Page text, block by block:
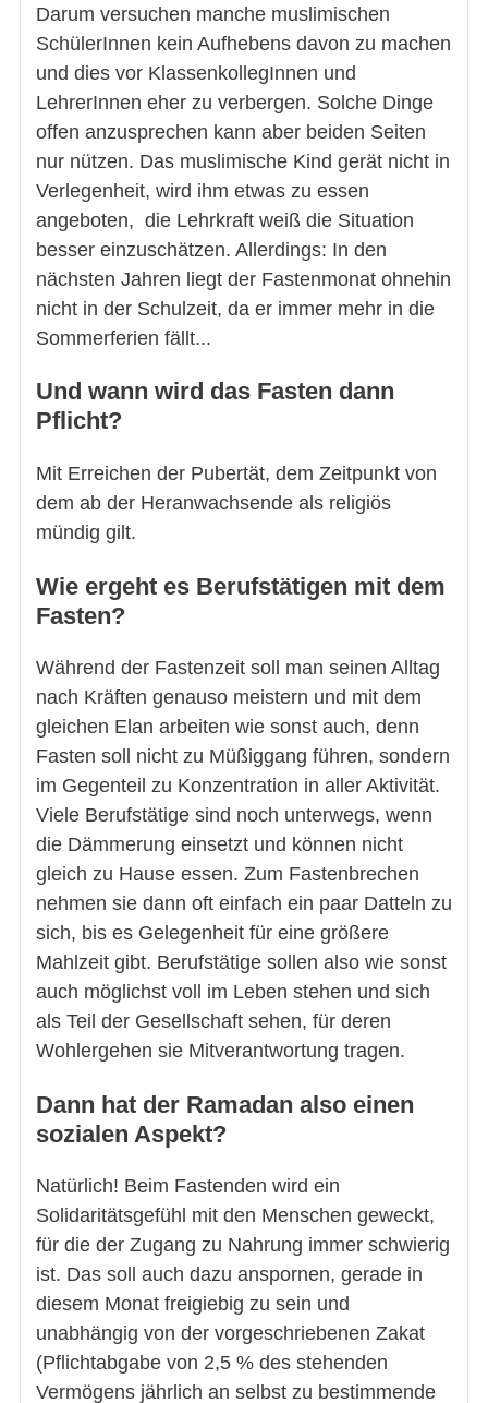
Darum versuchen manche muslimischen
SchülerInnen kein Aufhebens davon zu machen
und dies vor KlassenkollegInnen und
LehrerInnen eher zu verbergen. Solche Dinge
offen anzusprechen kann aber beiden Seiten
nur nützen. Das muslimische Kind gerät nicht in
Verlegenheit, wird ihm etwas zu essen
angeboten, die Lehrkraft weiß die Situation
besser einzuschätzen. Allerdings: In den
nächsten Jahren liegt der Fastenmonat ohnehin
nicht in der Schulzeit, da er immer mehr in die
Sommerferien fällt...
Und wann wird das Fasten dann
Pflicht?
Mit Erreichen der Pubertät, dem Zeitpunkt von
dem ab der Heranwachsende als religiös
mündig gilt.
Wie ergeht es Berufstätigen mit dem
Fasten?
Während der Fastenzeit soll man seinen Alltag
nach Kräften genauso meistern und mit dem
gleichen Elan arbeiten wie sonst auch, denn
Fasten soll nicht zu Müßiggang führen, sondern
im Gegenteil zu Konzentration in aller Aktivität.
Viele Berufstätige sind noch unterwegs, wenn
die Dämmerung einsetzt und können nicht
gleich zu Hause essen. Zum Fastenbrechen
nehmen sie dann oft einfach ein paar Datteln zu
sich, bis es Gelegenheit für eine größere
Mahlzeit gibt. Berufstätige sollen also wie sonst
auch möglichst voll im Leben stehen und sich
als Teil der Gesellschaft sehen, für deren
Wohlergehen sie Mitverantwortung tragen.
Dann hat der Ramadan also einen
sozialen Aspekt?
Natürlich! Beim Fastenden wird ein
Solidaritätsgefühl mit den Menschen geweckt,
für die der Zugang zu Nahrung immer schwierig
ist. Das soll auch dazu anspornen, gerade in
diesem Monat freigiebig zu sein und
unabhängig von der vorgeschriebenen Zakat
(Pflichtabgabe von 2,5 % des stehenden
Vermögens jährlich an selbst zu bestimmende